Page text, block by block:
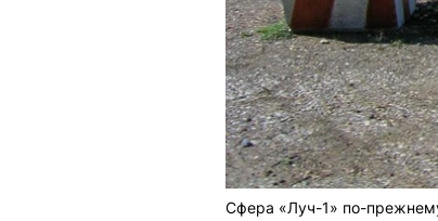
Сфера «Луч-1» по-